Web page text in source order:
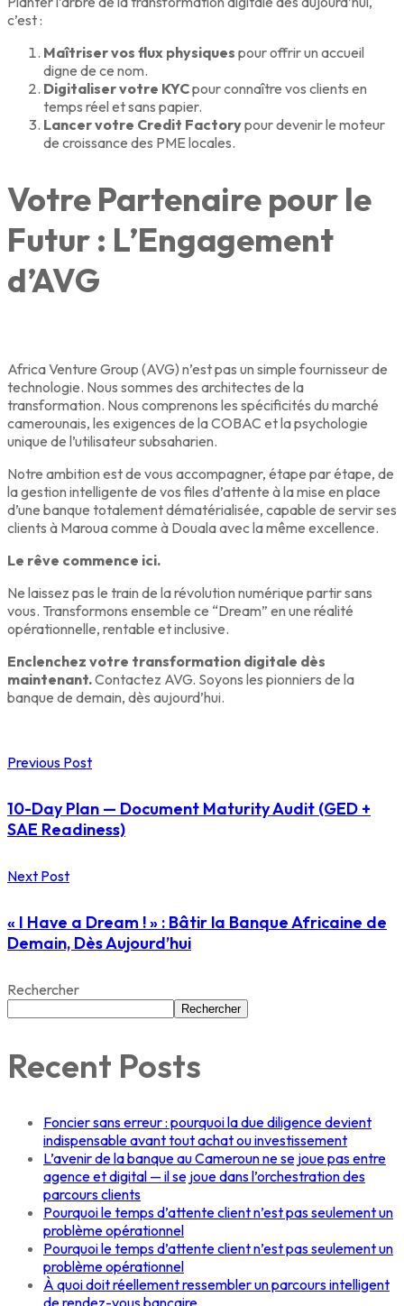
c’est :
Maîtriser vos flux physiques pour offrir un accueil
digne de ce nom.
Digitaliser votre KYCpour connaître vos clients en
temps réel et sans papier.
Lancer votre Credit Factorypour devenir le moteur
de croissance des PME locales.
Votre Partenaire pour le
Futur : L’Engagement
d’AVG
Africa Venture Group (AVG) n’est pas un simple fournisseur de
technologie. Nous sommes des architectes de la
transformation. Nous comprenons les spécificités du marché
camerounais, les exigences de la COBAC et la psychologie
unique de l’utilisateur subsaharien.
Notre ambition est de vous accompagner, étape par étape, de
la gestion intelligente de vos files d’attente à la mise en place
d’une banque totalement dématérialisée, capable de servir ses
clients à Maroua comme à Douala avec la même excellence.
Le rêve commence ici.
Ne laissez pas le train de la révolution numérique partir sans
vous. Transformons ensemble ce “Dream” en une réalité
opérationnelle, rentable et inclusive.
Enclenchez votre transformation digitale dès
maintenant.Contactez AVG. Soyons les pionniers de la
banque de demain, dès aujourd’hui.
Previous Post
10-Day Plan — Document Maturity Audit (GED +
SAE Readiness)
Next Post
« I Have a Dream ! » : Bâtir la Banque Africaine de
Demain, Dès Aujourd’hui
Rechercher
Rechercher
Recent Posts
Foncier sans erreur : pourquoi la due diligence devient
indispensable avant tout achat ou investissement
L’avenir de la banque au Cameroun ne se joue pas entre
agence et digital — il se joue dans l’orchestration des
parcours clients
Pourquoi le temps d’attente client n’est pas seulement un
problème opérationnel
Pourquoi le temps d’attente client n’est pas seulement un
problème opérationnel
À quoi doit réellement ressembler un parcours intelligent
de rendez-vous bancaire